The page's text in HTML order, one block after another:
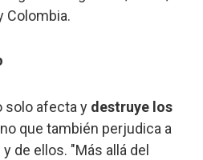
Colombia.
solo afecta y destruye los
que también perjudica a
de ellos. "Más allá del